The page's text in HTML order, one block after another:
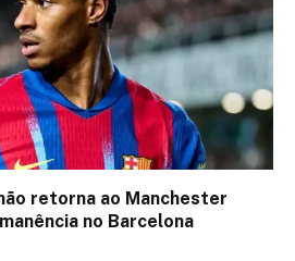
retorna ao Manchester
no Barcelona